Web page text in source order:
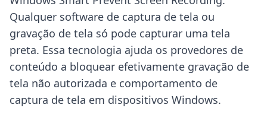
Qualquer software de captura de tela ou
gravação de tela só pode capturar uma tela
preta. Essa tecnologia ajuda os provedores de
conteúdo a bloquear efetivamente gravação de
tela não autorizada e comportamento de
captura de tela em dispositivos Windows.